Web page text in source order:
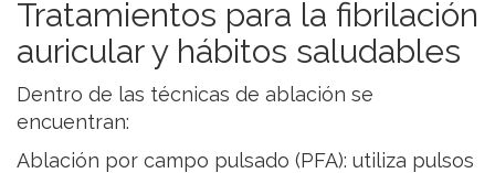
Tratamientos para la fibrilación
auricular y hábitos saludables
Dentro de las técnicas de ablación se
encuentran:
Ablación por campo pulsado (PFA): utiliza pulsos